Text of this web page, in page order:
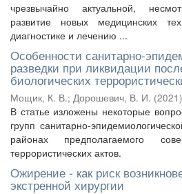
чрезвычайно актуальной,
развитие новых медицинских
диагностике и лечению ...
Особенности санитарно-
разведки при ликвидации
биологических
Мощик, К. В.; Дорошевич, В. И. (2021)
В статье изложены некоторые
групп санитарно-
районах предполагаемого
террористических актов.
Ожирение - как риск
экстренной хирургии